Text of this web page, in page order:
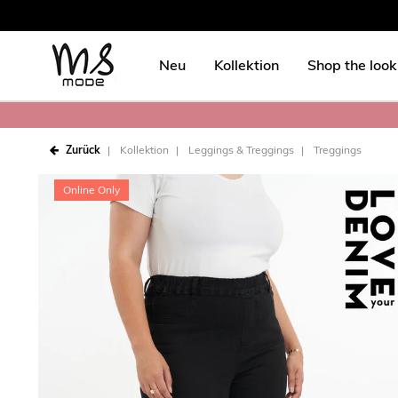
Neu Kollektion Shop the look
Zurück Kollektion Leggings & Treggings Treggings
Online Only